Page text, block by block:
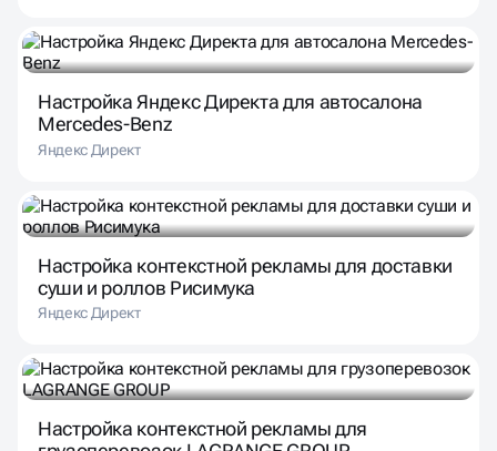
Настройка Яндекс Директа для автосалона
Mercedes-Benz
Яндекс Директ
Настройка контекстной рекламы для доставки
суши и роллов Рисимука
Яндекс Директ
Настройка контекстной рекламы для